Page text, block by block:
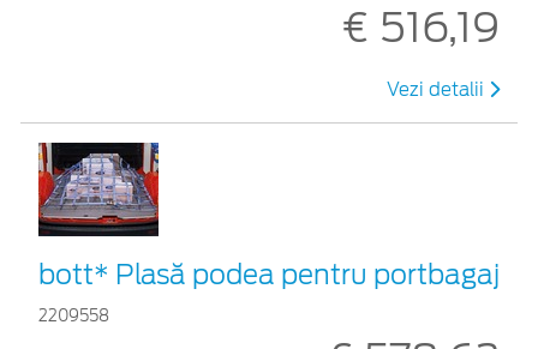
€ 516,19
Vezi detalii
bott* Plasă podea pentru portbagaj
2209558